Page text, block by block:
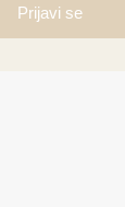
Prijavi se